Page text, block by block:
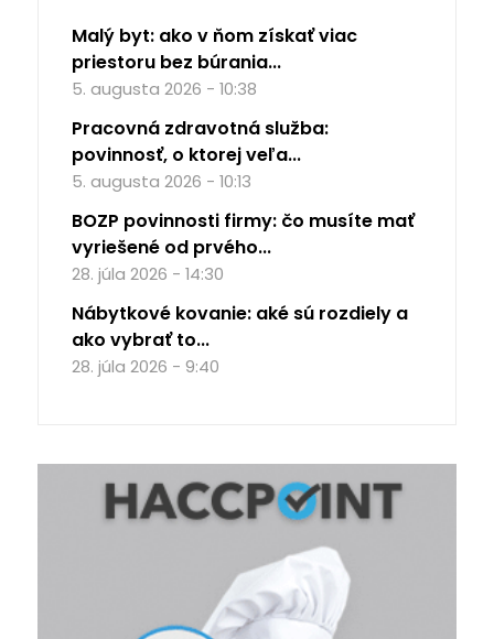
Malý byt: ako v ňom získať viac
priestoru bez búrania...
5. augusta 2026 - 10:38
Pracovná zdravotná služba:
povinnosť, o ktorej veľa...
5. augusta 2026 - 10:13
BOZP povinnosti firmy: čo musíte mať
vyriešené od prvého...
28. júla 2026 - 14:30
Nábytkové kovanie: aké sú rozdiely a
ako vybrať to...
28. júla 2026 - 9:40